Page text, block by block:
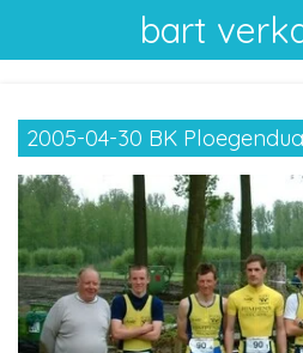
direct
de
hoofdinhoud
bart
2005-04-30 BK